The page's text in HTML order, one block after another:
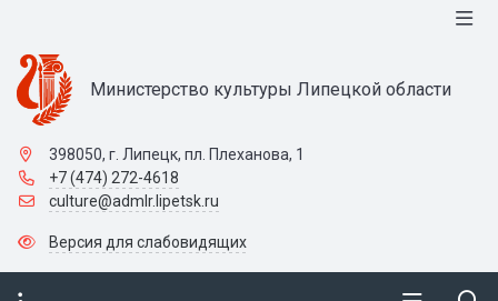
Министерство культуры Липецкой области
398050, г. Липецк, пл. Плеханова, 1
+7 (474) 272-4618
culture@admlr.lipetsk.ru
Версия для слабовидящих